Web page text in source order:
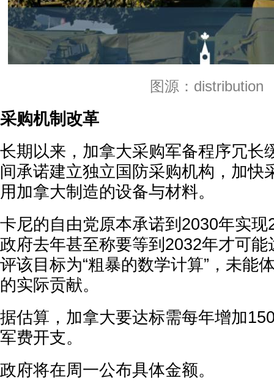
图源：distribution
采购机制改革
长期以来，加拿大采购军备程序冗长
间承诺建立独立国防采购机构，加快
用加拿大制造的设备与材料。
卡尼的自由党原本承诺到2030年实
政府去年甚至称要等到2032年才可
评该目标为“粗暴的数学计算”，未能
的实际贡献。
据估算，加拿大要达标需每年增加
军费开支。
政府将在周一公布具体金额。